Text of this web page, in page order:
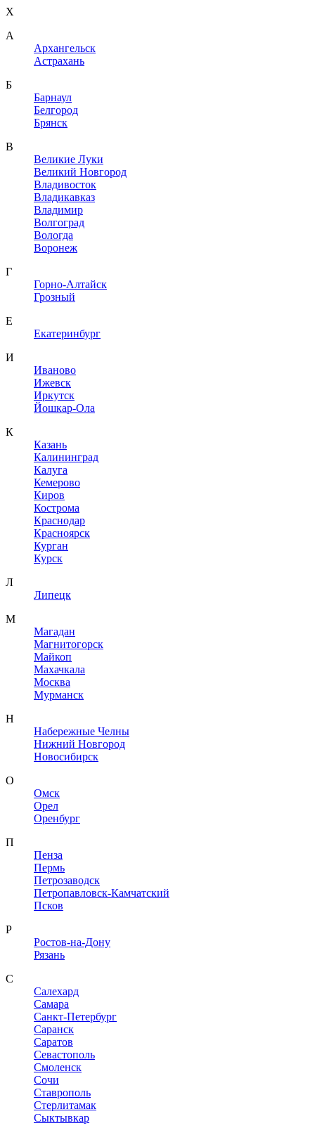
X
A
Архангельск
Астрахань
Б
Барнаул
Белгород
Брянск
В
Великие Луки
Великий Новгород
Владивосток
Владикавказ
Владимир
Волгоград
Вологда
Воронеж
Г
Горно-Алтайск
Грозный
Е
Екатеринбург
И
Иваново
Ижевск
Иркутск
Йошкар-Ола
К
Казань
Калининград
Калуга
Кемерово
Киров
Кострома
Краснодар
Красноярск
Курган
Курск
Л
Липецк
М
Магадан
Магнитогорск
Майкоп
Махачкала
Москва
Мурманск
Н
Набережные Челны
Нижний Новгород
Новосибирск
О
Омск
Орел
Оренбург
П
Пенза
Пермь
Петрозаводск
Петропавловск-Камчатский
Псков
Р
Ростов-на-Дону
Рязань
С
Салехард
Самара
Санкт-Петербург
Саранск
Саратов
Севастополь
Смоленск
Сочи
Ставрополь
Стерлитамак
Сыктывкар